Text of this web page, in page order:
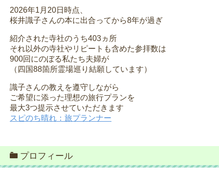
2026年1月20日時点、
桜井識子さんの本に出合ってから8年が過ぎ
紹介された寺社のうち403ヵ所
それ以外の寺社やリピートも含めた参拝数は
900回にのぼる私たち夫婦が
（四国88箇所霊場巡り結願しています）
識子さんの教えを遵守しながら
ご希望に添った理想の旅行プランを
最大3つ提示させていただきます
スピのち晴れ：旅プランナー
プロフィール